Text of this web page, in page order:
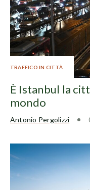
TRAFFICO IN CITTÀ
È Istanbul la
mondo
Antonio Pergolizzi